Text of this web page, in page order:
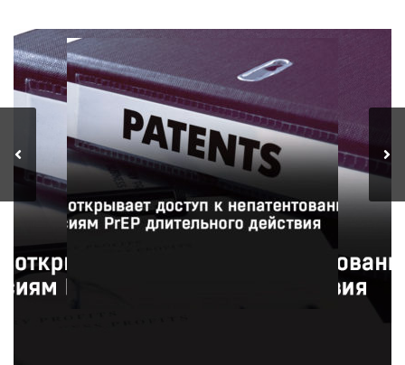
ViiV a acordat o licență voluntară la fondul de brevete
pentru cabotegravirul injectabil, un medicament cu
acțiune îndelungată pentru profilaxia pre-expunere la HIV